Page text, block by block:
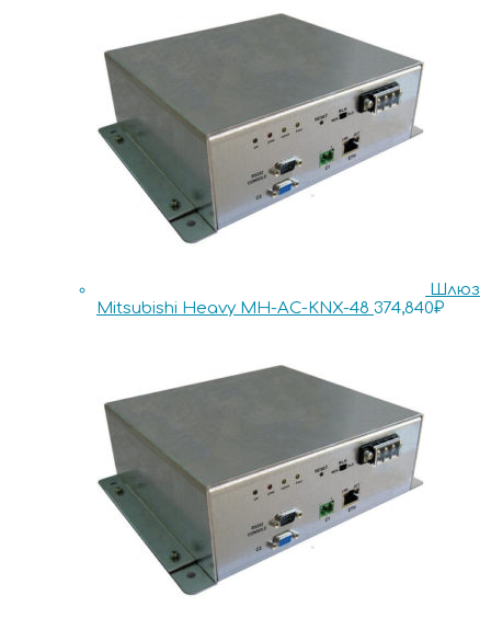
Шлюз
Mitsubishi Heavy MH-AC-KNX-48 374,840₽